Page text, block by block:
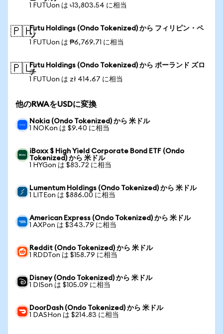
1 FUTUon は ৳13,803.54 に相当
🇵🇭Futu Holdings (Ondo Tokenized) から フィリピン・ペ
ソ
1 FUTUon は ₱6,769.71 に相当
🇵🇱Futu Holdings (Ondo Tokenized) から ポーランド ズロ
チ
1 FUTUon は zł 414.67 に相当
他のRWAをUSDに変換
Nokia (Ondo Tokenized) から 米ドル
1 NOKon は $9.40 に相当
iBoxx $ High Yield Corporate Bond ETF (Ondo
Tokenized) から 米ドル
1 HYGon は $83.72 に相当
Lumentum Holdings (Ondo Tokenized) から 米ドル
1 LITEon は $886.00 に相当
American Express (Ondo Tokenized) から 米ドル
1 AXPon は $343.79 に相当
Reddit (Ondo Tokenized) から 米ドル
1 RDDTon は $158.79 に相当
Disney (Ondo Tokenized) から 米ドル
1 DISon は $105.09 に相当
DoorDash (Ondo Tokenized) から 米ドル
1 DASHon は $214.83 に相当